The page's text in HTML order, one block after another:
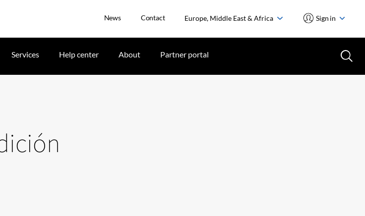
News Contact Europe, Middle East & Africa Sign in
Services Help center About Partner portal